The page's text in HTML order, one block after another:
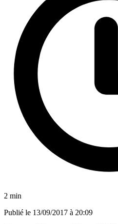
2 min
Publié le 13/09/2017 à 20:09